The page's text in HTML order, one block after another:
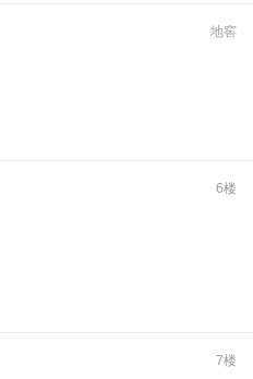
地窖
6楼
7楼